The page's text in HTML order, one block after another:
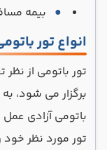
بیمه
انواع تور
تور باتومی از
برگزار می شود،
باتومی آزادی